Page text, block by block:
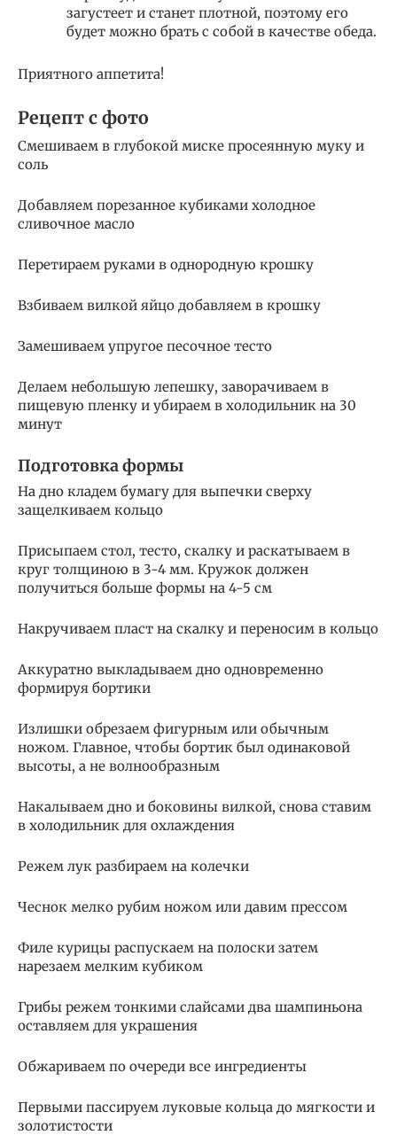
загустеет и станет плотной, поэтому его
будет можно брать с собой в качестве обеда.
Приятного аппетита!
Рецепт с фото
Смешиваем в глубокой миске просеянную муку и
соль
Добавляем порезанное кубиками холодное
сливочное масло
Перетираем руками в однородную крошку
Взбиваем вилкой яйцо добавляем в крошку
Замешиваем упругое песочное тесто
Делаем небольшую лепешку, заворачиваем в
пищевую пленку и убираем в холодильник на 30
минут
Подготовка формы
На дно кладем бумагу для выпечки сверху
защелкиваем кольцо
Присыпаем стол, тесто, скалку и раскатываем в
круг толщиною в 3-4 мм. Кружок должен
получиться больше формы на 4-5 см
Накручиваем пласт на скалку и переносим в кольцо
Аккуратно выкладываем дно одновременно
формируя бортики
Излишки обрезаем фигурным или обычным
ножом. Главное, чтобы бортик был одинаковой
высоты, а не волнообразным
Накалываем дно и боковины вилкой, снова ставим
в холодильник для охлаждения
Режем лук разбираем на колечки
Чеснок мелко рубим ножом или давим прессом
Филе курицы распускаем на полоски затем
нарезаем мелким кубиком
Грибы режем тонкими слайсами два шампиньона
оставляем для украшения
Обжариваем по очереди все ингредиенты
Первыми пассируем луковые кольца до мягкости и
золотистости